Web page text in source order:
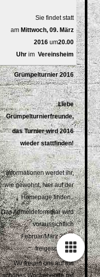
Sie findet statt
am Mittwoch, 09. März
2016 um20.00
Uhr im Vereinsheim
Grümpelturnier 2016
Liebe
Grümpelturnierfreunde,
das Turnier wird 2016
wieder stattfinden!
Informationen werdet ihr,
wie gewohnt, hier auf der
Homepage finden.
Das Anmeldeformular wird
voraussichtlich
Februar/März 2016
freigeschaltet.
Wir freuen uns auf ein
schönes Wochenende mit